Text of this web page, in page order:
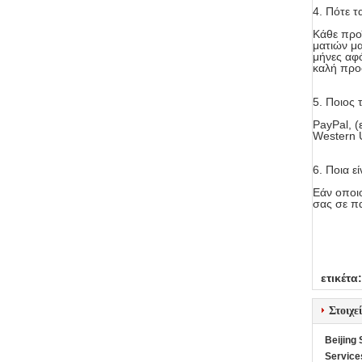
4. Πότε
Κάθε
ματιών
μήνες
καλή
5. Ποιος
PayPal,
Western
6. Ποια
Εάν
σας σε
ετικέτα:
Beijing